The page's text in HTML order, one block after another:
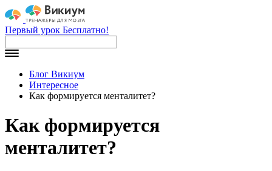
Первый урок Бесплатно!
Блог Викиум
Интересное
Как формируется менталитет?
Как формируется
менталитет?